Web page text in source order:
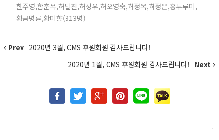
한주영,함춘옥,허달진,허성우,허오영숙,허정옥,허정은,홍두루미,
황금명륜,황미향(313명)
Prev 2020년 3월, CMS 후원회원 감사드립니다!
2020년 1월, CMS 후원회원 감사드립니다!
Next